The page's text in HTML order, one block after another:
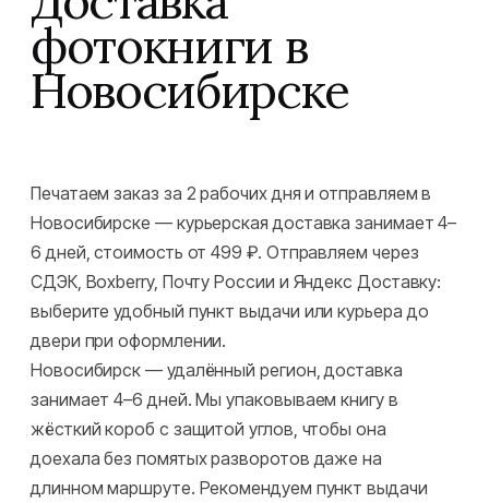
фотокниги в
Новосибирске
Печатаем заказ за 2 рабочих дня и отправляем в
Новосибирске — курьерская доставка занимает 4–
6 дней, стоимость от 499 ₽. Отправляем через
СДЭК, Boxberry, Почту России и Яндекс Доставку:
выберите удобный пункт выдачи или курьера до
двери при оформлении.
Новосибирск — удалённый регион, доставка
занимает 4–6 дней. Мы упаковываем книгу в
жёсткий короб с защитой углов, чтобы она
доехала без помятых разворотов даже на
длинном маршруте. Рекомендуем пункт выдачи